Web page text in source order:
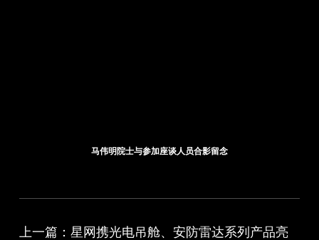
马伟明院士与参加座谈人员合影留念
上一篇：星网携光电吊舱、安防雷达系列产品亮